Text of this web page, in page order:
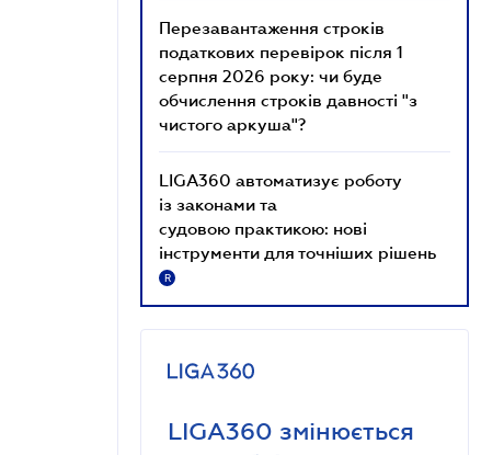
Перезавантаження строків
податкових перевірок після 1
серпня 2026 року: чи буде
обчислення строків давності "з
чистого аркуша"?
LIGA360 автоматизує роботу
із законами та
судовою практикою: нові
інструменти для точніших рішень
R
LIGA360 змінюється